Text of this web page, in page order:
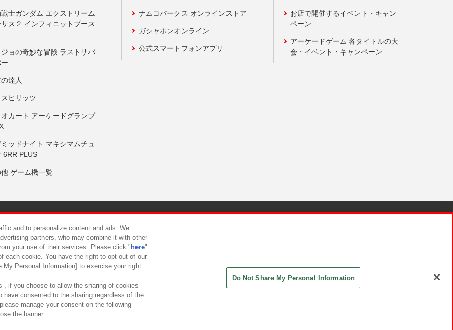
士ガンダム エクストリーム
ス２ インフィニットブース
ョの奇妙な冒険 ラストサバ
達人
ピリッツ
カート アーケードグランプ
ッドナイト マキシマムチュ
6RR PLUS
ゲーム機一覧
ナムコパークス オンラインストア
ガシャポンオンライン
公式スマートフォンアプリ
お店で開催するイベント・キャン
ペーン
アーケードゲーム 各タイトルの大
会・イベント・キャンペーン
について カスタマーハラスメント対応方針
and to personalize content and ads. We
partners, who may combine it with other
your use of their services. Please click " here"
each cookie. You have the right to opt out of our
Personal Information] to exercise your right.
, if you choose to allow the sharing of cookies
have consented to the sharing regardless of the
manage your consent on the following
the banner.
Do Not Share My Personal Information